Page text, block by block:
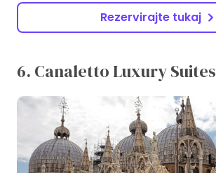
Rezervirajte tukaj
6. Canaletto Luxury Suites